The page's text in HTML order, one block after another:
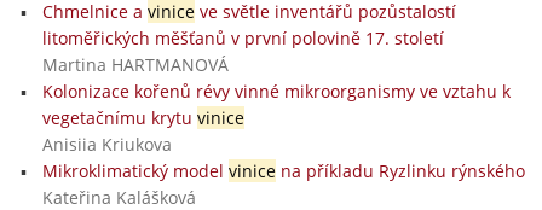
Chmelnice a viniceve světle inventářů pozůstalostí
litoměřických měšťanů v první polovině 17. století
Martina HARTMANOVÁ
Kolonizace kořenů révy vinné mikroorganismy ve vztahu k
vegetačnímu krytu vinice
Anisiia Kriukova
Mikroklimatický model vinicena příkladu Ryzlinku rýnského
Kateřina Kalášková